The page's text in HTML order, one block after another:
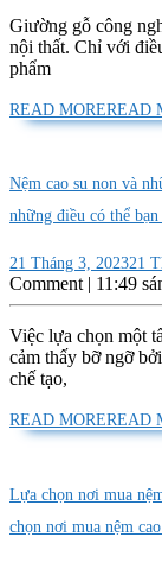
Giường gỗ công
nội thất. Chỉ với
phẩm
READ MOREREAD
Nệm cao su non và
những điều có thể
21 Tháng 3, 202321
Comment | 11:49
Việc lựa chọn một
cảm thấy bỡ ngỡ
chế tạo,
READ MOREREAD
Lựa chọn nơi mua
chọn nơi mua nệm